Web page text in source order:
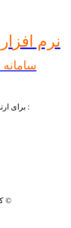
نرم افز
سامانه
برای ارتباط با ما از روش های زیر می توانید اقدام کنید :
کلیه حقوق متعلق به استانداری ایلام است 2026 ©